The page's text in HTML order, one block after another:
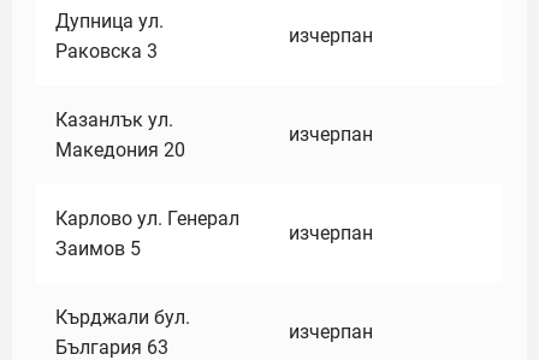
Дупница ул.
Раковска 3
изчерпан
Казанлък ул.
Македония 20
изчерпан
Карлово ул. Генерал
Заимов 5
изчерпан
Кърджали бул.
България 63
изчерпан